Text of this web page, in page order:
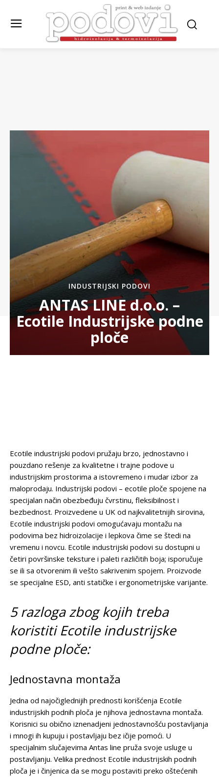
INDUSTRIJSKI PODOVI
ANTAS LINE d.o.o. –
Ecotile Industrijske podne
ploče
Ecotile industrijski podovi pružaju brzo, jednostavno i
pouzdano rešenje za kvalitetne i trajne podove u
industrijskim prostorima a istovremeno i mudar izbor za
maloprodaju. Industrijski podovi – ecotile ploče spojene na
specijalan način obezbeđuju čvrstinu, fleksibilnost i
bezbednost. Proizvedene u UK od najkvalitetnijih sirovina,
Ecotile industrijski podovi omogućavaju montažu na
podovima bez hidroizolacije i lepkova čime se štedi na
vremenu i novcu. Ecotile industrijski podovi su dostupni u
četiri površinske teksture i paleti različitih boja; isporučuje
se ili sa otvorenim ili vešto sakrivenim spojem. Proizvode
se specijalne ESD, anti statičke i ergonometrijske varijante.
5 razloga zbog kojih treba
koristiti Ecotile industrijske
podne ploče:
Jednostavna montaža
Jedna od najočiglednijih prednosti korišćenja Ecotile
industrijskih podnih ploča je njihova jednostavna montaža.
Korisnici su obično iznenadjeni jednostavnošću postavljanja
i mnogi ih kupuju i postavljaju bez ičije pomoći. U
specijalnim slučajevima Antas line pruža svoje usluge u
postavljanju. Velika prednost Ecotile industrijskih podnih
ploča je i činjenica da se mogu postaviti preko oštećenih